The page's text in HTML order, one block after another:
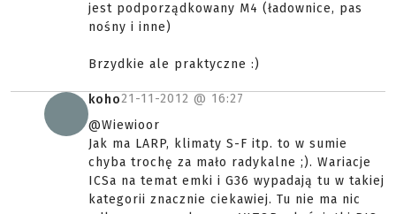
jest podporządkowany M4 (ładownice, pas
nośny i inne)
Brzydkie ale praktyczne :)
koho21-11-2012 @ 16:27
@Wiewioor
Jak ma LARP, klimaty S-F itp. to w sumie
chyba trochę za mało radykalne ;). Wariacje
ICSa na temat emki i G36 wypadają tu w takiej
kategorii znacznie ciekawiej. Tu nie ma nic